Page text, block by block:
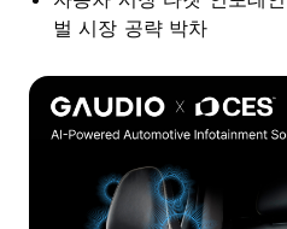
벌 시장 공략 박차